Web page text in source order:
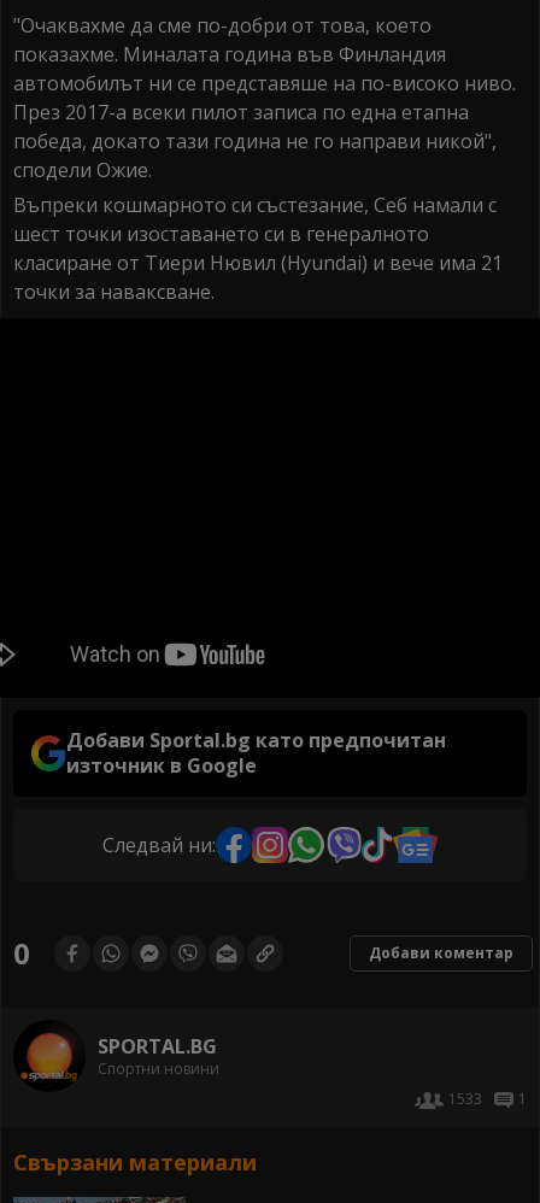
"Очаквахме да сме по-добри от това, което
показахме. Миналата година във Финландия
автомобилът ни се представяше на по-високо ниво.
През 2017-а всеки пилот записа по една етапна
победа, докато тази година не го направи никой",
сподели Ожие.
Въпреки кошмарното си състезание, Себ намали с
шест точки изоставането си в генералното
класиране от Тиери Нювил (Hyundai) и вече има 21
точки за наваксване.
Добави Sportal.bg като предпочитан
източник в Google
Следвай ни:
0 Добави коментар
SPORTAL.BG
Спортни новини
1533
1
Свързани материали